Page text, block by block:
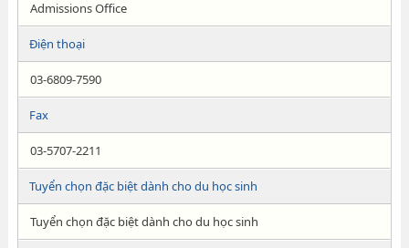
Admissions Office
Điện thoại
03-6809-7590
Fax
03-5707-2211
Tuyển chọn đặc biệt dành cho du học sinh
Tuyển chọn đặc biệt dành cho du học sinh